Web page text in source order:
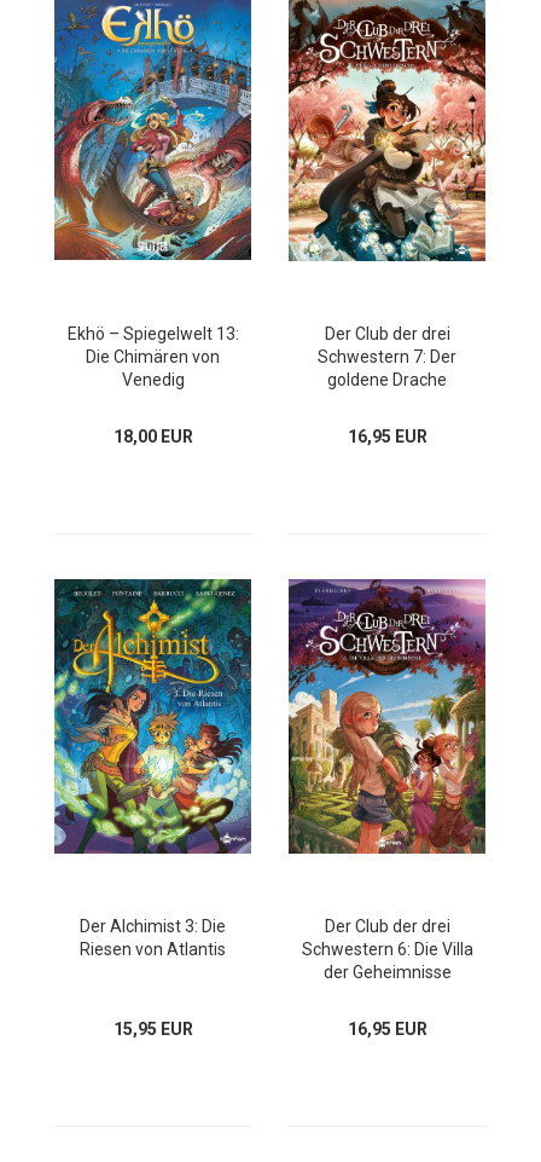
Ekhö – Spiegelwelt 13:
Die Chimären von
Venedig
18,00 EUR
Der Club der drei
Schwestern 7: Der
goldene Drache
16,95 EUR
Der Alchimist 3: Die
Riesen von Atlantis
15,95 EUR
Der Club der drei
Schwestern 6: Die Villa
der Geheimnisse
16,95 EUR